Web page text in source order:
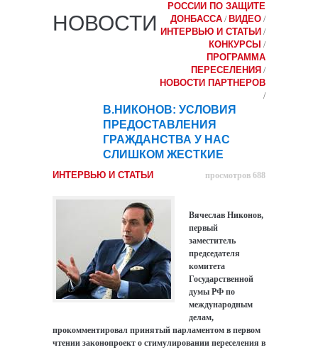
НОВОСТИ
РОССИИ ПО ЗАЩИТЕ
ДОНБАССА / ВИДЕО /
ИНТЕРВЬЮ И СТАТЬИ /
КОНКУРСЫ /
ПРОГРАММА
ПЕРЕСЕЛЕНИЯ /
НОВОСТИ ПАРТНЕРОВ
/
В.НИКОНОВ: УСЛОВИЯ
ПРЕДОСТАВЛЕНИЯ
ГРАЖДАНСТВА У НАС
СЛИШКОМ ЖЕСТКИЕ
ИНТЕРВЬЮ И СТАТЬИ просмотров 688
Вячеслав Никонов,
первый
заместитель
председателя
комитета
Государственной
думы РФ по
международным
делам,
прокомментировал принятый парламентом в первом
чтении законопроект о стимулировании переселения в